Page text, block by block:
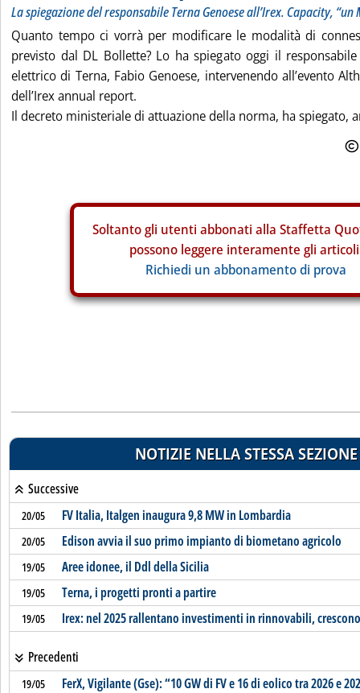
La spiegazione del responsabile Terna Genoese all’Irex. Capacity, “un
Quanto tempo ci vorrà per modificare le modalità di
previsto dal DL Bollette? Lo ha spiegato oggi il
elettrico di Terna, Fabio Genoese, intervenendo all’evento
dell’Irex annual report.
Il decreto ministeriale di attuazione della norma, ha spiegato,
Soltanto gli utenti abbonati alla Staffetta
possono leggere interamente gli
Richiedi un abbonamento di prova
NOTIZIE NELLA STESSA SEZIONE
Successive
20/05 FV Italia, Italgen inaugura 9,8 MW in Lombardia
20/05 Edison avvia il suo primo impianto di biometano agricolo
19/05 Aree idonee, il Ddl della Sicilia
19/05 Terna, i progetti pronti a partire
19/05 Irex: nel 2025 rallentano investimenti in rinnovabili,
Precedenti
19/05 FerX, Vigilante (Gse): “10 GW di FV e 16 di eolico tra 2026 e